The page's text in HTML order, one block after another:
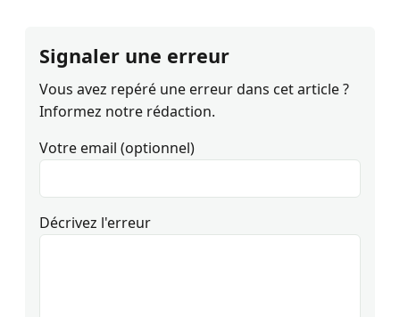
Signaler une erreur
Vous avez repéré une erreur dans cet article ?
Informez notre rédaction.
Votre email (optionnel)
Décrivez l'erreur